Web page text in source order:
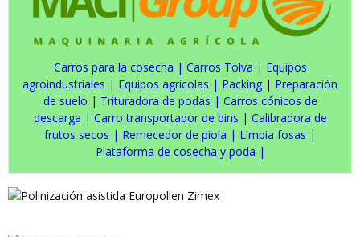
Carros para la cosecha | Carros Tolva | Equipos
agroindustriales | Equipos agrícolas | Packing | Preparación
de suelo | Trituradora de podas | Carros cónicos de
descarga | Carro transportador de bins | Calibradora de
frutos secos | Remecedor de piola | Limpia fosas |
Plataforma de cosecha y poda |